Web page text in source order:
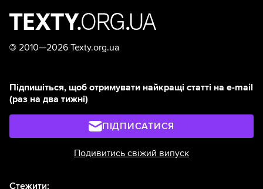
© 2010—2026 Texty.org.ua
Підпишіться, щоб отримувати найкращі статті на e-mail
(раз на два тижні)
ПІДПИСАТИСЯ
Подивитись свіжий випуск
Стежити: